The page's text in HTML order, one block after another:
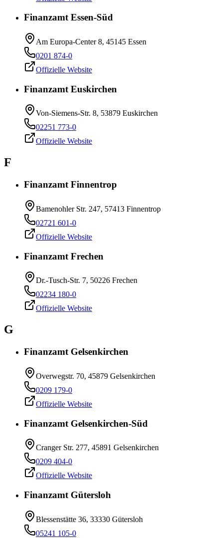
Finanzamt Essen-Süd
Am Europa-Center 8, 45145 Essen
0201 874-0
Offizielle Website
Finanzamt Euskirchen
Von-Siemens-Str. 8, 53879 Euskirchen
02251 773-0
Offizielle Website
F
Finanzamt Finnentrop
Bamenohler Str. 247, 57413 Finnentrop
02721 601-0
Offizielle Website
Finanzamt Frechen
Dr.-Tusch-Str. 7, 50226 Frechen
02234 180-0
Offizielle Website
G
Finanzamt Gelsenkirchen
Overwegstr. 70, 45879 Gelsenkirchen
0209 179-0
Offizielle Website
Finanzamt Gelsenkirchen-Süd
Cranger Str. 277, 45891 Gelsenkirchen
0209 404-0
Offizielle Website
Finanzamt Gütersloh
Blessenstätte 36, 33330 Gütersloh
05241 105-0